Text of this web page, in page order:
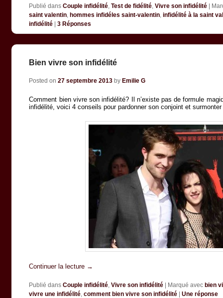
Publié dans Couple infidélité,Test de fidélité,Vivre son infidélité
saint valentin, hommes infidéles saint-valentin,infidélité à la saint
infidélité
|3 Réponses
Bien vivre son infidélité
Posted on27 septembre 2013 by Emilie G
Comment bien vivre son infidélité? Il n’existe pas de formule
infidélité, voici 4 conseils pour pardonner son conjoint et
Continuer la lecture →
Publié dans Couple infidélité ,Vivre son infidélité | Marqué avec bien
vivre une infidélité ,comment bien vivre son infidélité |Une réponse